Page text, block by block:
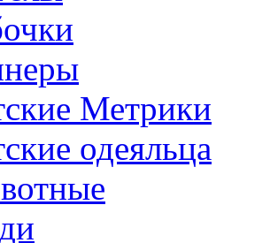
Метрики
одеяльца